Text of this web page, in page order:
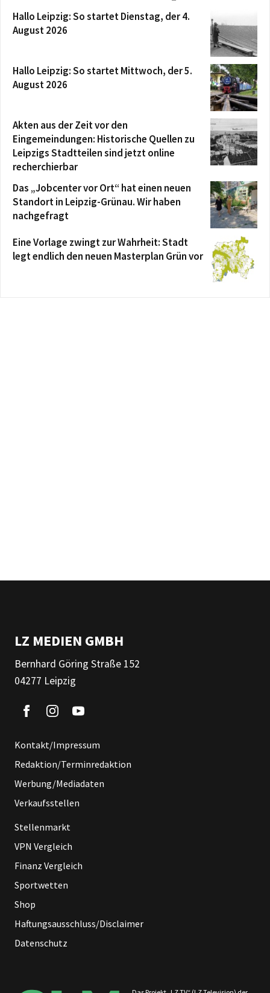
Hallo Leipzig: So startet Dienstag, der 4.
August 2026
Hallo Leipzig: So startet Mittwoch, der 5.
August 2026
Akten aus der Zeit vor den
Eingemeindungen: Historische Quellen zu
Leipzigs Stadtteilen sind jetzt online
recherchierbar
Das „Jobcenter vor Ort“ hat einen neuen
Standort in Leipzig-Grünau. Wir haben
nachgefragt
Eine Vorlage zwingt zur Wahrheit: Stadt
legt endlich den neuen Masterplan Grün vor
LZ MEDIEN GMBH
Bernhard Göring Straße 152
04277 Leipzig
Kontakt/Impressum
Redaktion/Terminredaktion
Werbung/Mediadaten
Verkaufsstellen
Stellenmarkt
VPN Vergleich
Finanz Vergleich
Sportwetten
Shop
Haftungsausschluss/Disclaimer
Datenschutz